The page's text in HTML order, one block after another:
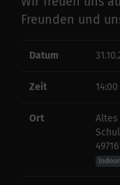
Freunden und
Datum
Zeit
Ort
Altes